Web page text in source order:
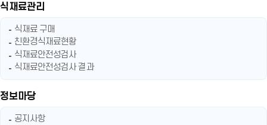
식재료관리
식재료 구매
친환경식재료현황
식재료안전성검사
식재료안전성검사 결과
정보마당
공지사항